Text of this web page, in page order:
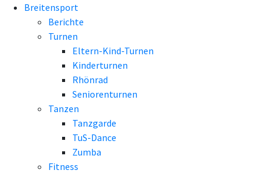
Breitensport
Berichte
Turnen
Eltern-Kind-Turnen
Kinderturnen
Rhönrad
Seniorenturnen
Tanzen
Tanzgarde
TuS-Dance
Zumba
Fitness